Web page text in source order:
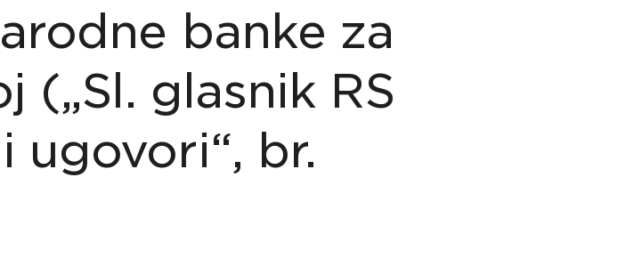
banke za
(„Sl. glasnik RS
ugovori“, br.